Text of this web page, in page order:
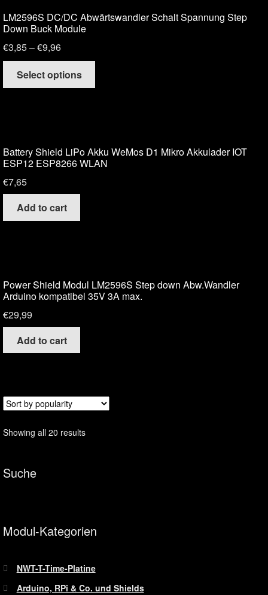
LM2596S DC/DC Abwärtswandler Schalt Spannung Step
Down Buck Module
€3,85–€9,96
Select options
Battery Shield LiPo Akku WeMos D1 Mikro Akkulader IOT
ESP12 ESP8266 WLAN
€7,65
Add to cart
Power Shield Modul LM2596S Step down Abw.Wandler
Arduino kompatibel 35V 3A max.
€29,99
Add to cart
Showing all 20 results
Suche
Modul-Kategorien
NWT-T-Time-Platine
Arduino, RPi & Co. und Shields